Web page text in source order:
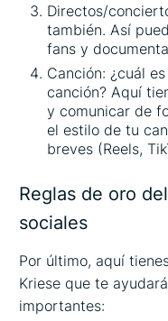
Directos/
también. Así
fans y
Canción: ¿cuál
canción? Aquí
y comunicar de
el estilo de tu
breves (Reels,
Reglas de oro
sociales
Por último, aquí
Kriese que te
importantes: